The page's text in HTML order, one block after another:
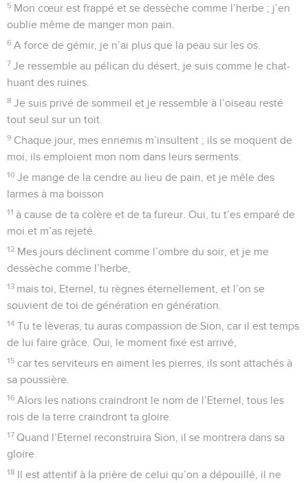
5 Mon cœur est frappé et se dessèche comme l’herbe ; j’en
oublie même de manger mon pain.
6 A force de gémir, je n’ai plus que la peau sur les os.
7 Je ressemble au pélican du désert, je suis comme le chat-
huant des ruines.
8 Je suis privé de sommeil et je ressemble à l’oiseau resté
tout seul sur un toit.
9 Chaque jour, mes ennemis m’insultent ; ils se moquent de
moi, ils emploient mon nom dans leurs serments.
10 Je mange de la cendre au lieu de pain, et je mêle des
larmes à ma boisson
11 à cause de ta colère et de ta fureur. Oui, tu t’es emparé de
moi et m’as rejeté.
12 Mes jours déclinent comme l’ombre du soir, et je me
dessèche comme l’herbe,
13 mais toi, Eternel, tu règnes éternellement, et l’on se
souvient de toi de génération en génération.
14 Tu te lèveras, tu auras compassion de Sion, car il est temps
de lui faire grâce. Oui, le moment fixé est arrivé,
15 car tes serviteurs en aiment les pierres, ils sont attachés à
sa poussière.
16 Alors les nations craindront le nom de l’Eternel, tous les
rois de la terre craindront ta gloire.
17 Quand l’Eternel reconstruira Sion, il se montrera dans sa
gloire.
18 Il est attentif à la prière de celui qu’on a dépouillé, il ne